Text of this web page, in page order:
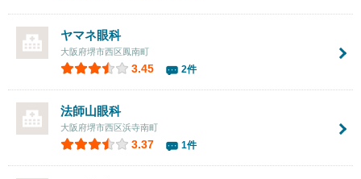
ヤマネ眼科
大阪府堺市西区鳳南町
3.45 2件
法師山眼科
大阪府堺市西区浜寺南町
3.37 1件